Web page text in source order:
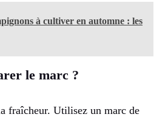
à cultiver en automne : les
le marc ?
fraîcheur. Utilisez un marc de